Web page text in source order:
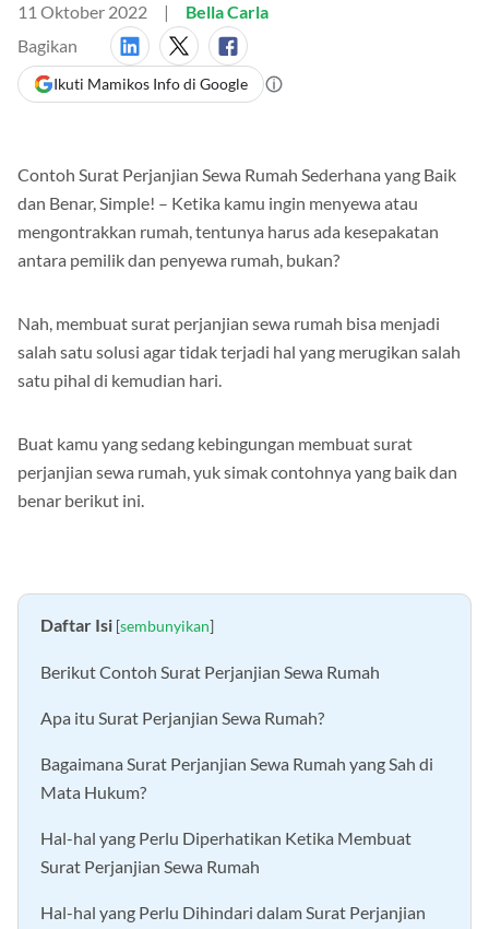
11 Oktober 2022
Bella Carla
Bagikan
Ikuti Mamikos Info di Google
Contoh Surat Perjanjian Sewa Rumah Sederhana yang Baik
dan Benar, Simple! – Ketika kamu ingin menyewa atau
mengontrakkan rumah, tentunya harus ada kesepakatan
antara pemilik dan penyewa rumah, bukan?
Nah, membuat surat perjanjian sewa rumah bisa menjadi
salah satu solusi agar tidak terjadi hal yang merugikan salah
satu pihal di kemudian hari.
Buat kamu yang sedang kebingungan membuat surat
perjanjian sewa rumah, yuk simak contohnya yang baik dan
benar berikut ini.
Daftar Isi [sembunyikan]
Berikut Contoh Surat Perjanjian Sewa Rumah
Apa itu Surat Perjanjian Sewa Rumah?
Bagaimana Surat Perjanjian Sewa Rumah yang Sah di
Mata Hukum?
Hal-hal yang Perlu Diperhatikan Ketika Membuat
Surat Perjanjian Sewa Rumah
Hal-hal yang Perlu Dihindari dalam Surat Perjanjian